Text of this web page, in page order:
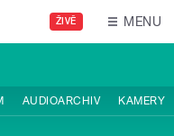
ŽIVĚ MENU
AUDIOARCHIV KAMERY